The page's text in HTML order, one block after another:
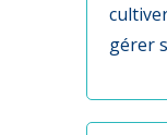
gérer